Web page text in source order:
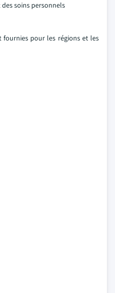
soins personnels
fournies pour les régions et les